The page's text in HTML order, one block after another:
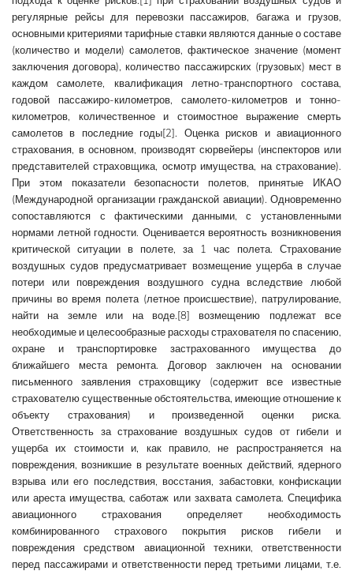
регулярные рейсы для перевозки пассажиров, багажа и грузов,
основными критериями тарифные ставки являются данные о составе
(количество и модели) самолетов, фактическое значение (момент
заключения договора), количество пассажирских (грузовых) мест в
каждом самолете, квалификация летно-транспортного состава,
годовой пассажиро-километров, самолето-километров и тонно-
километров, количественное и стоимостное выражение смерть
самолетов в последние годы[2]. Оценка рисков и авиационного
страхования, в основном, производят сюрвейеры (инспекторов или
представителей страховщика, осмотр имущества, на страхование).
При этом показатели безопасности полетов, принятые ИКАО
(Международной организации гражданской авиации). Одновременно
сопоставляются с фактическими данными, с установленными
нормами летной годности. Оценивается вероятность возникновения
критической ситуации в полете, за 1 час полета. Страхование
воздушных судов предусматривает возмещение ущерба в случае
потери или повреждения воздушного судна вследствие любой
причины во время полета (летное происшествие), патрулирование,
найти на земле или на воде.[8] возмещению подлежат все
необходимые и целесообразные расходы страхователя по спасению,
охране и транспортировке застрахованного имущества до
ближайшего места ремонта. Договор заключен на основании
письменного заявления страховщику (содержит все известные
страхователю существенные обстоятельства, имеющие отношение к
объекту страхования) и произведенной оценки риска.
Ответственность за страхование воздушных судов от гибели и
ущерба их стоимости и, как правило, не распространяется на
повреждения, возникшие в результате военных действий, ядерного
взрыва или его последствия, восстания, забастовки, конфискации
или ареста имущества, саботаж или захвата самолета. Специфика
авиационного страхования определяет необходимость
комбинированного страхового покрытия рисков гибели и
повреждения средством авиационной техники, ответственности
перед пассажирами и ответственности перед третьими лицами, т.е.